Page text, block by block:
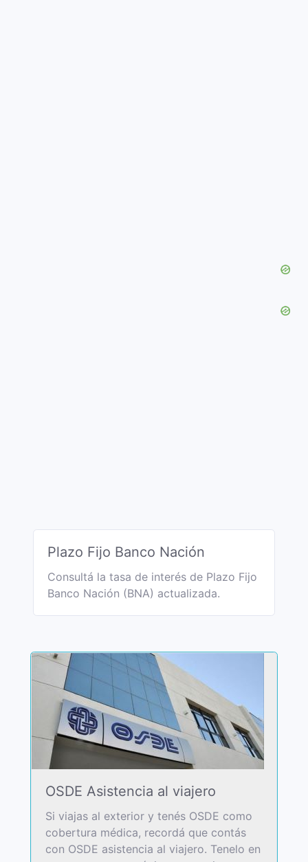
Plazo Fijo Banco Nación
Consultá la tasa de interés de Plazo Fijo
Banco Nación (BNA) actualizada.
OSDE Asistencia al viajero
Si viajas al exterior y tenés OSDE como
cobertura médica, recordá que contás
con OSDE asistencia al viajero. Tenelo en